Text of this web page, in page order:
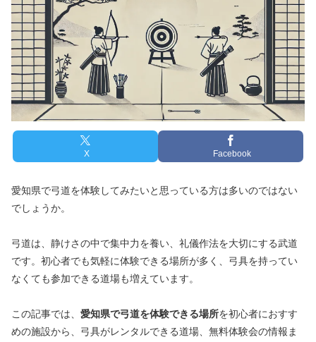
X Facebook
愛知県で弓道を体験してみたいと思っている方は多いのではない
でしょうか。
弓道は、静けさの中で集中力を養い、礼儀作法を大切にする武道
です。初心者でも気軽に体験できる場所が多く、弓具を持ってい
なくても参加できる道場も増えています。
この記事では、 愛知県で弓道を体験できる場所を初心者におすす
めの施設から、弓具がレンタルできる道場、無料体験会の情報ま